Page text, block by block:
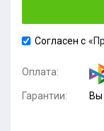
Согласен с
Оплата:
Гарантии: Вы